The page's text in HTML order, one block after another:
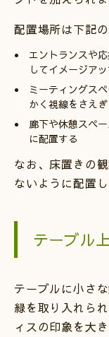
配置場所は下記
エントランスや
してイメージア
ミーティングス
かく視線をさえ
廊下や休憩スペ
に配置する
なお、床置きの
ないように配置し
テーブル
テーブルに小さ
緑を取り入れら
ィスの印象を大